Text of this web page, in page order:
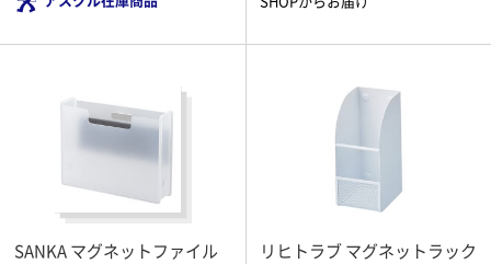
SANKA マグネットファイル
リヒトラブ マグネットラック